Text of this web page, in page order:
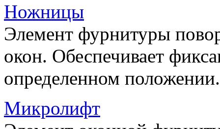
Ножницы
Элемент фурнитуры
окон. Обеспечивает
определенном положении.
Микролифт